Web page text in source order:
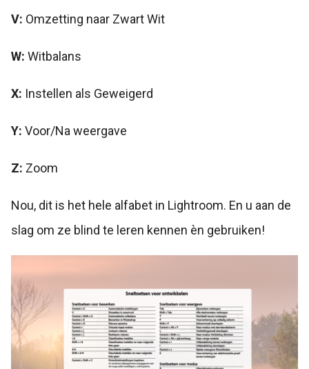
V: Omzetting naar Zwart Wit
W: Witbalans
X: Instellen als Geweigerd
Y: Voor/Na weergave
Z: Zoom
Nou, dit is het hele alfabet in Lightroom. En u aan de
slag om ze blind te leren kennen èn gebruiken!